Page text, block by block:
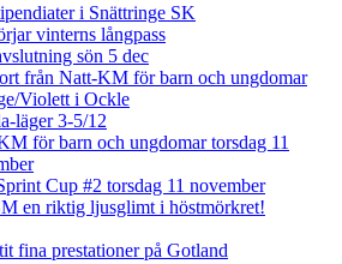
i Snättringe SK
vinterns långpass
sön 5 dec
från Natt-KM för barn och ungdomar
Violett i Ockle
läger 3-5/12
för barn och ungdomar torsdag 11
Cup #2 torsdag 11 november
en riktig ljusglimt i höstmörkret!
fina prestationer på Gotland